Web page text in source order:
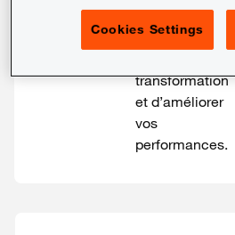
quelques clics
d’accélérer
transformation
et d’améliorer
vos
performances.
Cookies Settings